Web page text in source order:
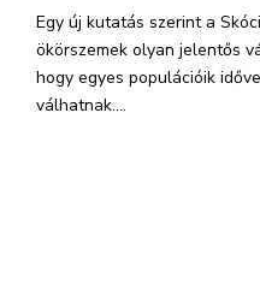
Egy új kutatás szerint a
ökörszemek olyan jelentős
hogy egyes populációik
válhatnak....